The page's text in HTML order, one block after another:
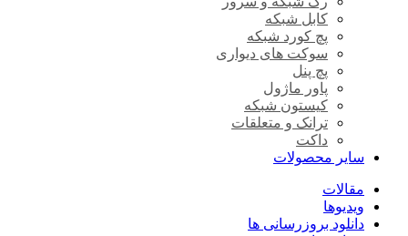
کابل شبکه
پچ کورد شبکه
سوکت های دیواری
پچ پنل
پاور ماژول
کیستون شبکه
ترانک و متعلقات
داکت
سایر محصولات
مقالات
ویدیوها
دانلود بروزرسانی ها